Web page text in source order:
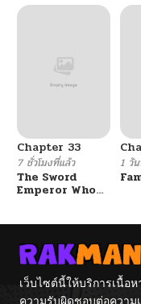
Chapter 33
7 ชั่วโมงที่แล้ว
The Sword
Emperor Who
จักรพรรดิเทพดาบ
ผงาดเหนือชาติภพ
1 วั
เว็บไซต์นี้ให้บริการเนื้อ